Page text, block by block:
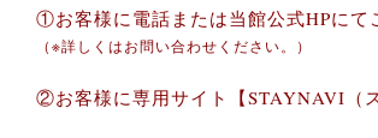
①お客様に電話または当館公式HPにて
（※詳しくはお問い合わせください。）
②お客様に専用サイト【STAYNAVI（